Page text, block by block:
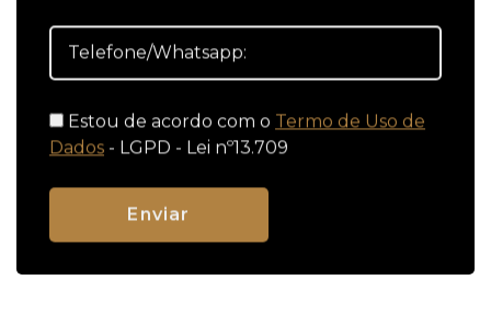
Estou de acordo com o Termo de Uso de
Dados - LGPD - Lei nº13.709